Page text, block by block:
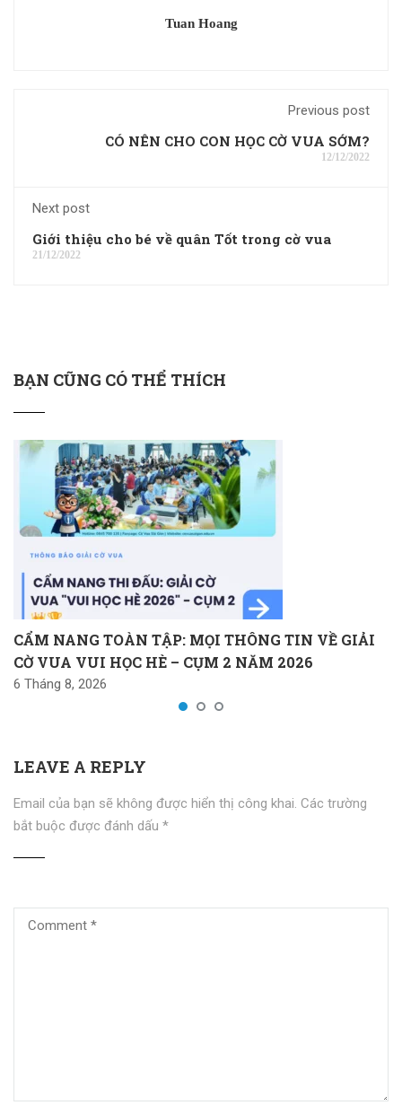
Tuan Hoang
Previous post
CÓ NÊN CHO CON HỌC CỜ VUA SỚM?
12/12/2022
Next post
Giới thiệu cho bé về quân Tốt trong cờ vua
21/12/2022
BẠN CŨNG CÓ THỂ THÍCH
CẨM NANG TOÀN TẬP: MỌI THÔNG TIN VỀ GIẢI
CỜ VUA VUI HỌC HÈ – CỤM 2 NĂM 2026
6 Tháng 8, 2026
LEAVE A REPLY
Email của bạn sẽ không được hiển thị công khai. Các trường
bắt buộc được đánh dấu *